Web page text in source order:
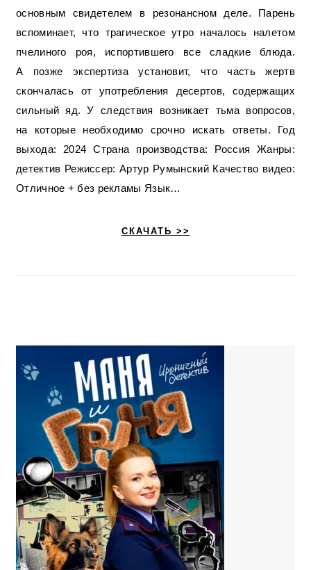
основным свидетелем в резонансном деле. Парень
вспоминает, что трагическое утро началось налетом
пчелиного роя, испортившего все сладкие блюда.
А позже экспертиза установит, что часть жертв
скончалась от употребления десертов, содержащих
сильный яд. У следствия возникает тьма вопросов,
на которые необходимо срочно искать ответы. Год
выхода: 2024 Страна производства: Россия Жанры:
детектив Режиссер: Артур Румынский Качество видео:
Отличное + без рекламы Язык…
СКАЧАТЬ >>